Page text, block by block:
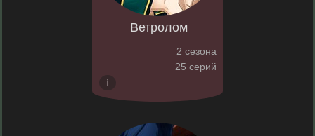
Ветролом
2 сезона
25 серий